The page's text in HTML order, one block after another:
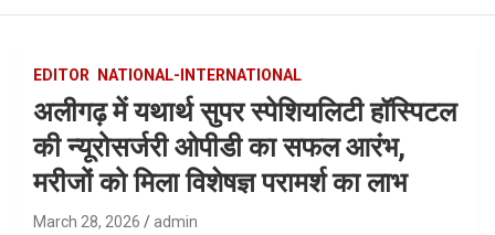
EDITOR NATIONAL-INTERNATIONAL
अलीगढ़ में यथार्थ सुपर स्पेशियलिटी हॉस्पिटल
की न्यूरोसर्जरी ओपीडी का सफल आरंभ,
मरीजों को मिला विशेषज्ञ परामर्श का लाभ
March 28, 2026 admin